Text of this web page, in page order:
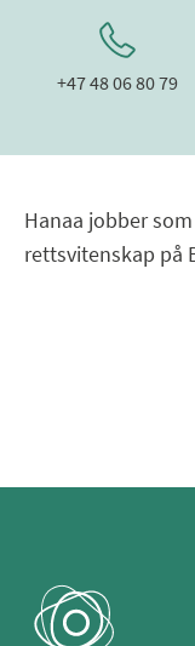
+47 48 06 80 79
Hanaa jobber
rettsvitenskap på